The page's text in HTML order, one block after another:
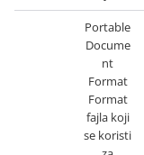
Portable
Docume
nt
Format
Format
fajla koji
se koristi